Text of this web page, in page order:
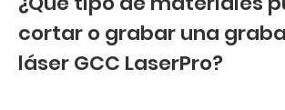
cortar o grabar una
láser GCC LaserPro?